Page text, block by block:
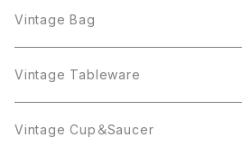
Monet
AVON
Sarah Coventry
ALPACA MEXICO
AVON
Beatrix
Coro
JJ
Lisner
Coro
Crown Trifari
Monet
Vintage Bag
CELINE
Vintage Tableware
Glass
Vintage Cup＆Saucer